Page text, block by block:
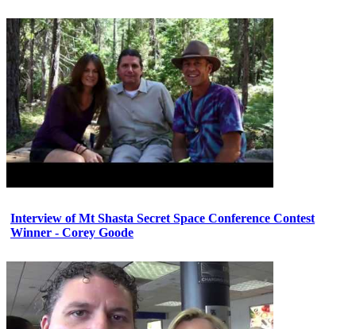
Interview of Mt Shasta Secret Space Conference Contest
Winner - Corey Goode